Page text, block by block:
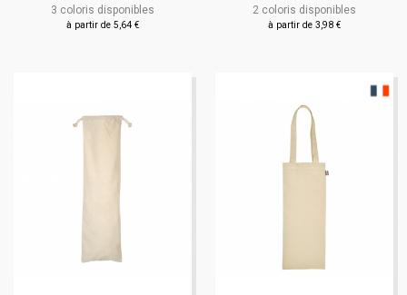
3 coloris disponibles
à partir de 5,64 €
2 coloris disponibles
à partir de 3,98 €